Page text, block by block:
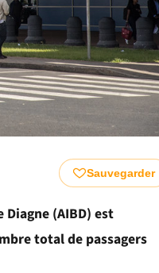
Sauvegarder
(AIBD) est
total de passagers